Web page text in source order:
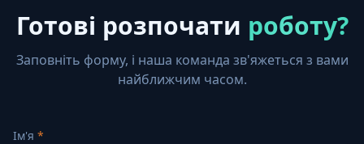
Готові розпочати роботу?
Заповніть форму, і наша команда зв'яжеться з вами
найближчим часом.
Ім'я